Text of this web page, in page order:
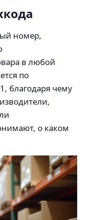
номер,
в любой
по
благодаря чему
о каком